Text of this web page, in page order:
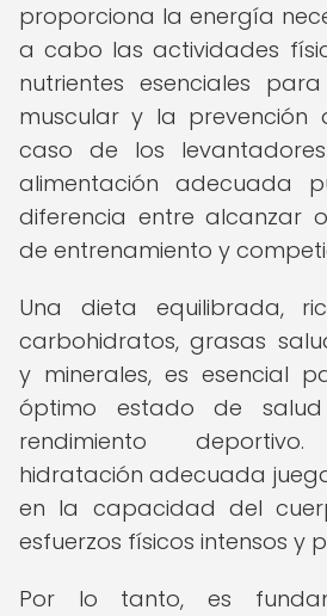
proporciona la energía
a cabo las actividades
nutrientes esenciales
muscular y la prevención
caso de los
alimentación adecuada
diferencia entre alcanzar
de entrenamiento y
Una dieta equilibrada,
carbohidratos, grasas
y minerales, es esencial
óptimo estado de
rendimiento
hidratación adecuada
en la capacidad del
esfuerzos físicos intensos y
Por lo tanto, es